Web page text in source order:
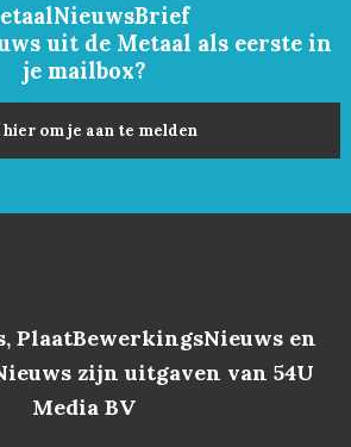
uit de Metaal als eerste in
je mailbox?
hier om je aan te melden
PlaatBewerkingsNieuws en
zijn uitgaven van 54U
Media BV